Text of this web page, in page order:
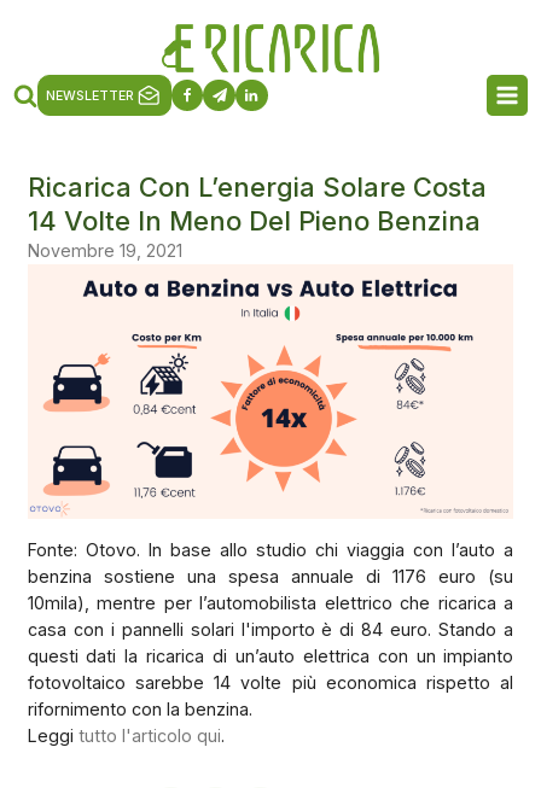
NEWSLETTER
Ricarica Con L’energia Solare Costa
14 Volte In Meno Del Pieno Benzina
Novembre 19, 2021
Fonte: Otovo. In base allo studio chi viaggia con l’auto a
benzina sostiene una spesa annuale di 1176 euro (su
10mila), mentre per l’automobilista elettrico che ricarica a
casa con i pannelli solari l'importo è di 84 euro. Stando a
questi dati la ricarica di un’auto elettrica con un impianto
fotovoltaico sarebbe 14 volte più economica rispetto al
rifornimento con la benzina.
Leggi tutto l'articolo qui.